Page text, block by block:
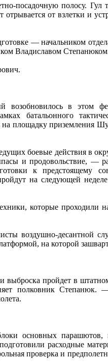
посадочную полосу. Гул
от взлетки и
— начальником
Владиславом
возоб­новилось в этом
батальонного
на площадку приземления
боевые действия в
и продовольствие, —
к предстоящему
на следующей неделе
которые проходили
воздушно-десантной
на которой
пройдет в
полковник Степанюк.
основных
расходные
проверка и